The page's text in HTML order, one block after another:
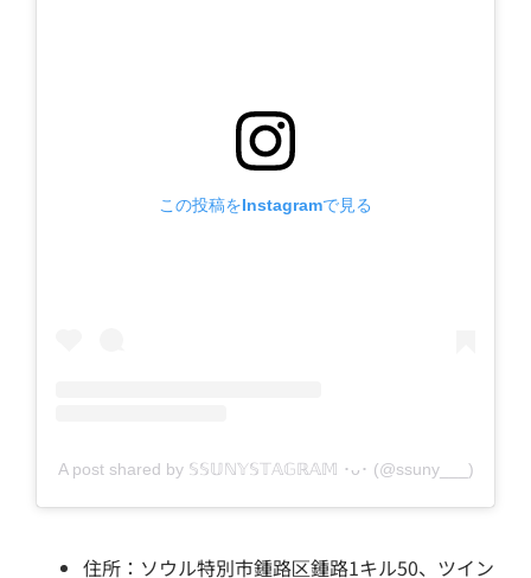
この投稿をInstagramで見る
A post shared by 𝕊𝕊𝕌ℕ𝕐𝕊𝕋𝔸𝔾ℝ𝔸𝕄 ･ᴗ･ (@ssuny___)
住所：ソウル特別市鍾路区鍾路1キル50、ツイン